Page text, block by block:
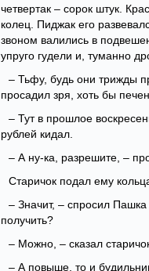
четвертак – сорок штук.
колец. Пиджак его
звоном валились в
упруго гудели и, туманно
– Тьфу, будь они трижды
просадил зря, хоть бы
– Тут в прошлое
рублей кидал.
– А ну-ка, разрешите, –
Старичок подал ему
– Значит, – спросил
получить?
– Можно, – сказал
– А повыше, то и